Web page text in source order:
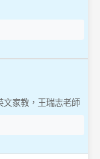
文家教，王瑞志老師